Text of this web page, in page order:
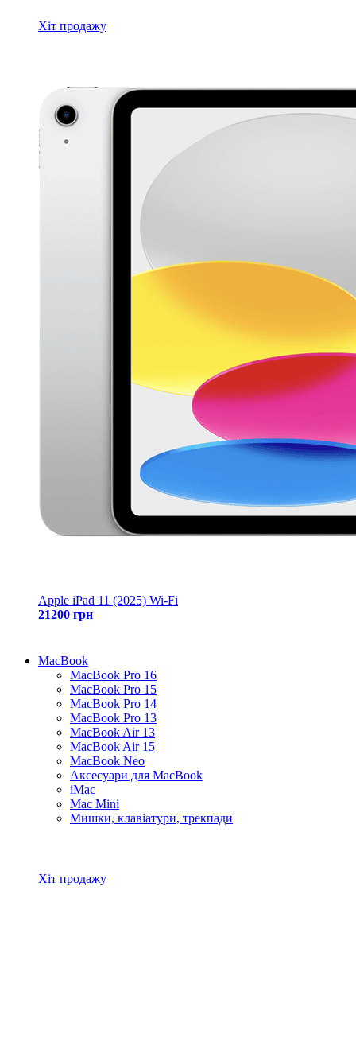
Хіт продажу
Apple iPad 11 (2025) Wi-Fi
21200 грн
MacBook
MacBook Pro 16
MacBook Pro 15
MacBook Pro 14
MacBook Pro 13
MacBook Air 13
MacBook Air 15
MacBook Neo
Аксесуари для MacBook
iMac
Mac Mini
Мишки, клавіатури, трекпади
Хіт продажу